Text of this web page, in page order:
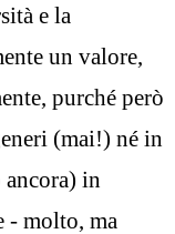
e la
un valore,
purché però
(mai!) né in
in
- molto, ma